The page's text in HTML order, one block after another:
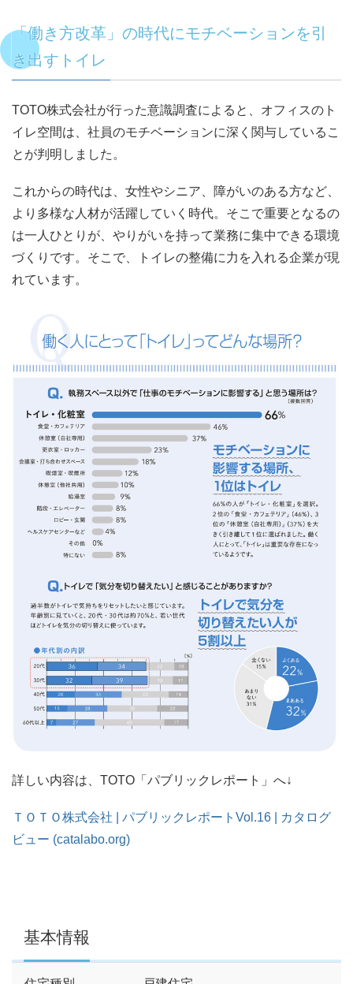
「働き方改革」の時代にモチベーションを引
き出すトイレ
TOTO株式会社が行った意識調査によると、オフィスのト
イレ空間は、社員のモチベーションに深く関与しているこ
とが判明しました。
これからの時代は、女性やシニア、障がいのある方など、
より多様な人材が活躍していく時代。そこで重要となるの
は一人ひとりが、やりがいを持って業務に集中できる環境
づくりです。そこで、トイレの整備に力を入れる企業が現
れています。
詳しい内容は、TOTO「パブリックレポート」へ↓
ＴＯＴＯ株式会社 | パブリックレポートVol.16 | カタログ
ビュー (catalabo.org)
基本情報